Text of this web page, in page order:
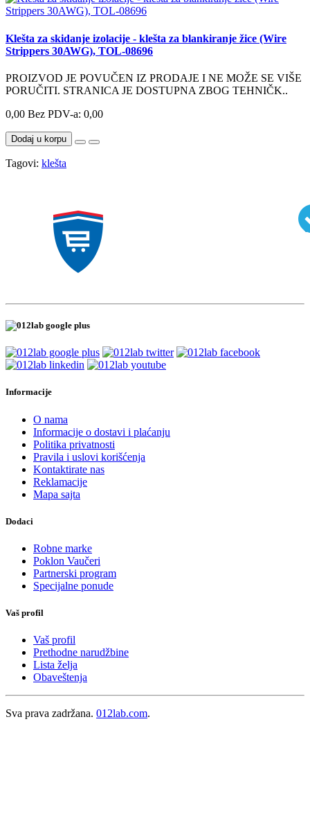
Klešta za skidanje izolacije - klešta za blankiranje žice (Wire
Strippers 30AWG), TOL-08696
PROIZVOD JE POVUČEN IZ PRODAJE I NE MOŽE SE VIŠE
PORUČITI. STRANICA JE DOSTUPNA ZBOG TEHNIČK..
0,00 Bez PDV-a: 0,00
Dodaj u korpu
Tagovi: klešta
Informacije
O nama
Informacije o dostavi i plaćanju
Politika privatnosti
Pravila i uslovi korišćenja
Kontaktirate nas
Reklamacije
Mapa sajta
Dodaci
Robne marke
Poklon Vaučeri
Partnerski program
Specijalne ponude
Vaš profil
Vaš profil
Prethodne narudžbine
Lista želja
Obaveštenja
Sva prava zadržana. 012lab.com.